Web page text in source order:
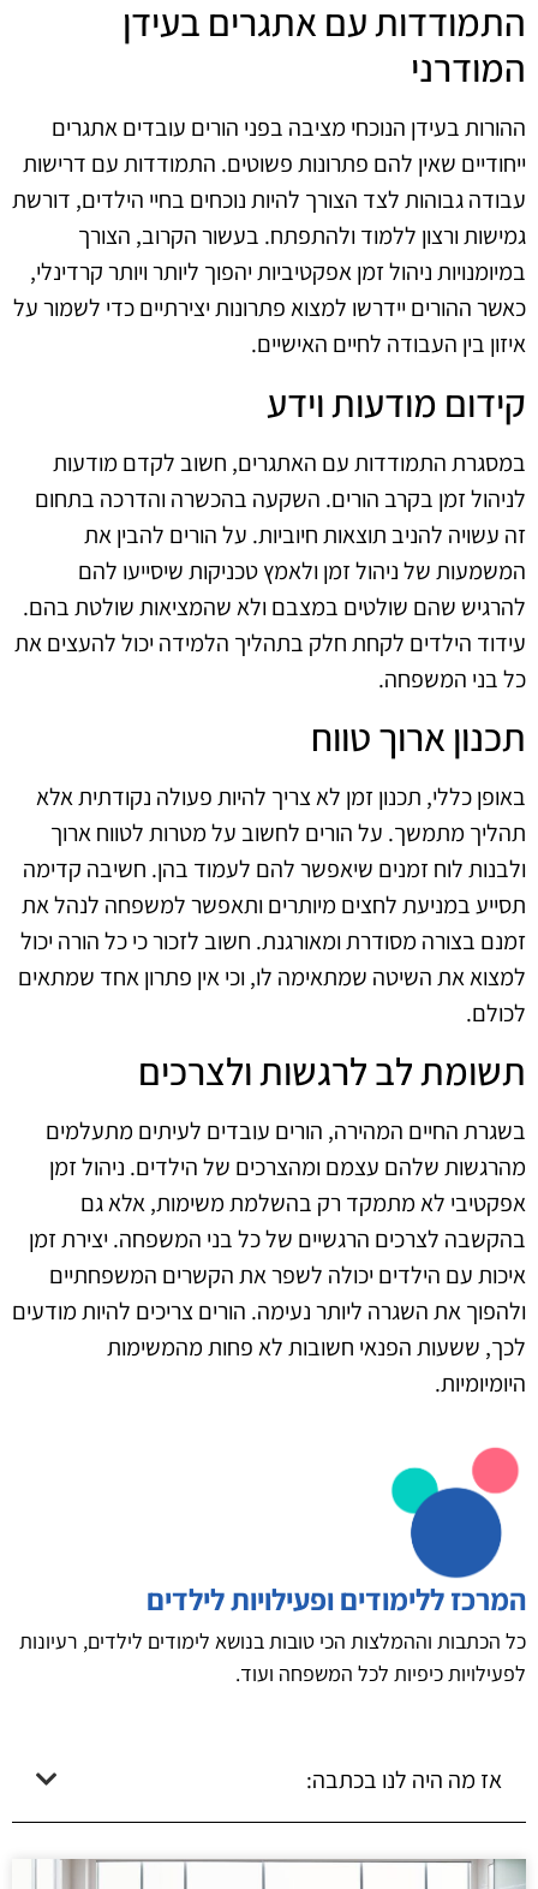
התמודדות עם אתגרים בעידן
המודרני
ההורות בעידן הנוכחי מציבה בפני הורים עובדים אתגרים
ייחודיים שאין להם פתרונות פשוטים. התמודדות עם דרישות
עבודה גבוהות לצד הצורך להיות נוכחים בחיי הילדים, דורשת
גמישות ורצון ללמוד ולהתפתח. בעשור הקרוב, הצורך
במיומנויות ניהול זמן אפקטיביות יהפוך ליותר ויותר קרדינלי,
כאשר ההורים יידרשו למצוא פתרונות יצירתיים כדי לשמור על
איזון בין העבודה לחיים האישיים.
קידום מודעות וידע
במסגרת התמודדות עם האתגרים, חשוב לקדם מודעות
לניהול זמן בקרב הורים. השקעה בהכשרה והדרכה בתחום
זה עשויה להניב תוצאות חיוביות. על הורים להבין את
המשמעות של ניהול זמן ולאמץ טכניקות שיסייעו להם
להרגיש שהם שולטים במצבם ולא שהמציאות שולטת בהם.
עידוד הילדים לקחת חלק בתהליך הלמידה יכול להעצים את
כל בני המשפחה.
תכנון ארוך טווח
באופן כללי, תכנון זמן לא צריך להיות פעולה נקודתית אלא
תהליך מתמשך. על הורים לחשוב על מטרות לטווח ארוך
ולבנות לוח זמנים שיאפשר להם לעמוד בהן. חשיבה קדימה
תסייע במניעת לחצים מיותרים ותאפשר למשפחה לנהל את
זמנם בצורה מסודרת ומאורגנת. חשוב לזכור כי כל הורה יכול
למצוא את השיטה שמתאימה לו, וכי אין פתרון אחד שמתאים
לכולם.
תשומת לב לרגשות ולצרכים
בשגרת החיים המהירה, הורים עובדים לעיתים מתעלמים
מהרגשות שלהם עצמם ומהצרכים של הילדים. ניהול זמן
אפקטיבי לא מתמקד רק בהשלמת משימות, אלא גם
בהקשבה לצרכים הרגשיים של כל בני המשפחה. יצירת זמן
איכות עם הילדים יכולה לשפר את הקשרים המשפחתיים
ולהפוך את השגרה ליותר נעימה. הורים צריכים להיות מודעים
לכך, ששעות הפנאי חשובות לא פחות מהמשימות
היומיומיות.
המרכז ללימודים ופעילויות לילדים
כל הכתבות וההמלצות הכי טובות בנושא לימודים לילדים, רעיונות
לפעילויות כיפיות לכל המשפחה ועוד.
אז מה היה לנו בכתבה: